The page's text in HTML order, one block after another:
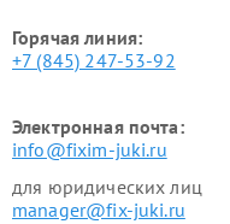
Горячая линия:
+7 (845) 247-53-92
Электронная почта:
info@fixim-juki.ru
для юридических лиц
manager@fix-juki.ru